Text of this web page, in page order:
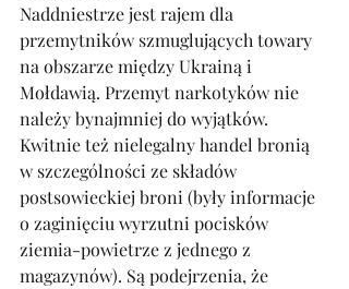
Naddniestrze jest rajem dla
przemytników szmuglujących towary
na obszarze między Ukrainą i
Mołdawią. Przemyt narkotyków nie
należy bynajmniej do wyjątków.
Kwitnie też nielegalny handel bronią
w szczególności ze składów
postsowieckiej broni (były informacje
o zaginięciu wyrzutni pocisków
ziemia-powietrze z jednego z
magazynów). Są podejrzenia, że